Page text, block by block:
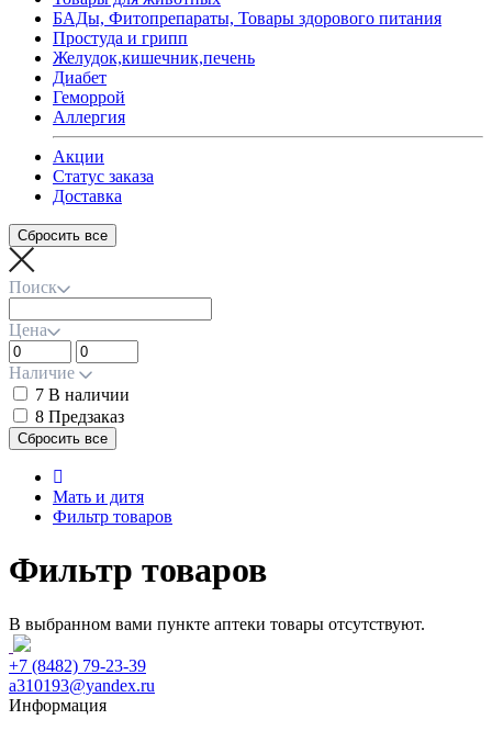
БАДы, Фитопрепараты, Товары здорового питания
Простуда и грипп
Желудок,кишечник,печень
Диабет
Геморрой
Аллергия
Акции
Статус заказа
Доставка
Поиск
Цена
Наличие
7 В наличии
8 Предзаказ
Мать и дитя
Фильтр товаров
Фильтр товаров
В выбранном вами пункте аптеки товары отсутствуют.
+7 (8482) 79-23-39
a310193@yandex.ru
Информация